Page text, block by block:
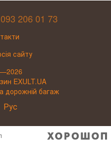
093 206 01 73
сайту
EXULT.UA
дорожній багаж
Рус